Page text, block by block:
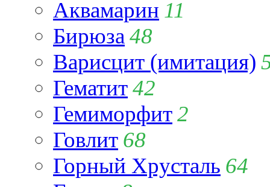
Аквамарин 11
Бирюза 48
Варисцит (имитация)
Гематит42
Гемиморфит2
Говлит 68
Горный Хрусталь 64